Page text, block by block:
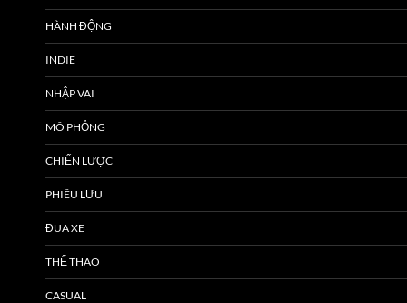
HÀNH ĐỘNG
INDIE
NHẬP VAI
MÔ PHỎNG
CHIẾN LƯỢC
PHIÊU LƯU
ĐUA XE
THỂ THAO
CASUAL